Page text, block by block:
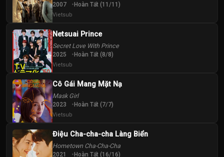
2007 Hoàn Tất (11/11)
Vietsub
Netsuai Prince
Secret Love With Prince
2025 Hoàn Tất (8/8)
Vietsub
Cô Gái Mang Mặt Nạ
Mask Girl
2023 Hoàn Tất (7/7)
Vietsub
Điệu Cha-cha-cha Làng Biển
Hometown Cha-Cha-Cha
2021 Hoàn Tất (16/16)